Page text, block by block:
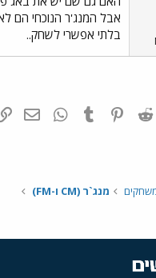
אבל המנג'ר הנוכחי הם
בלתי אפשרי לשחק..
Twitter
Reddit
Pinterest
Tumblr
מנג`ר (CM ו-FM)